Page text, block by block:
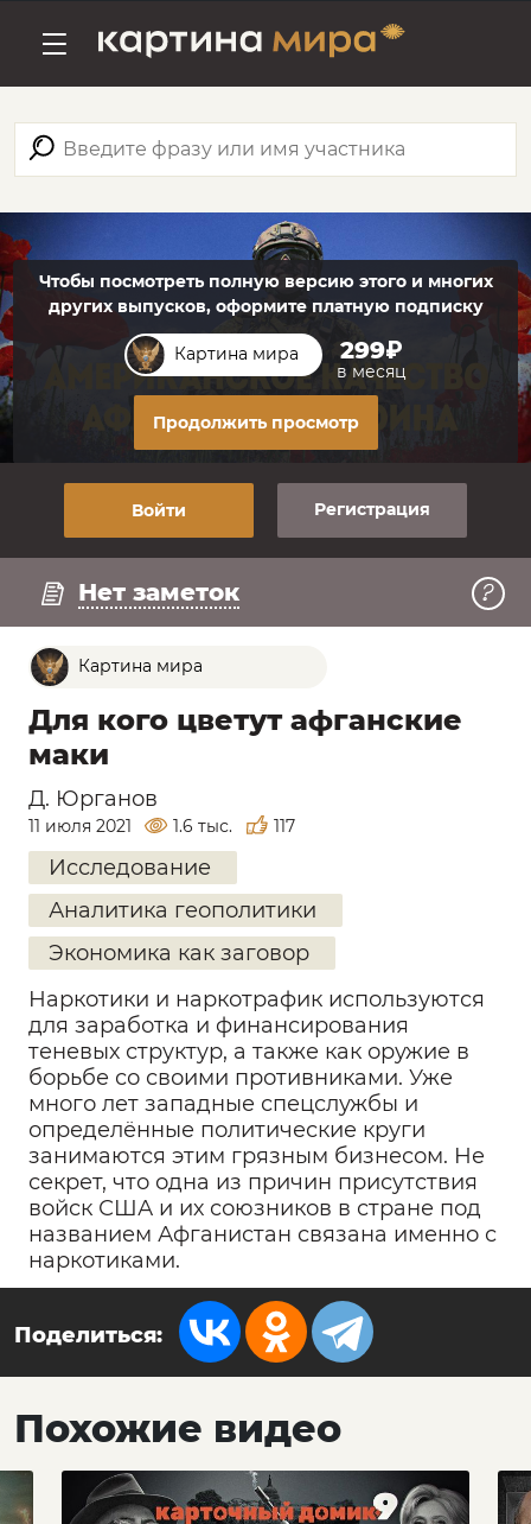
Чтобы посмотреть полную версию этого и многих
других выпусков, оформите платную подписку
Картина мира 299₽
в месяц
Продолжить просмотр
Войти Регистрация
Нет заметок
Картина мира
Для кого цветут афганские
маки
Д. Юрганов
11 июля 2021 1.6 тыс. 117
Исследование
Аналитика геополитики
Экономика как заговор
Наркотики и наркотрафик используются
для заработка и финансирования
теневых структур, а также как оружие в
борьбе со своими противниками. Уже
много лет западные спецслужбы и
определённые политические круги
занимаются этим грязным бизнесом. Не
секрет, что одна из причин присутствия
войск США и их союзников в стране под
названием Афганистан связана именно с
наркотиками.
Поделиться:
Похожие видео